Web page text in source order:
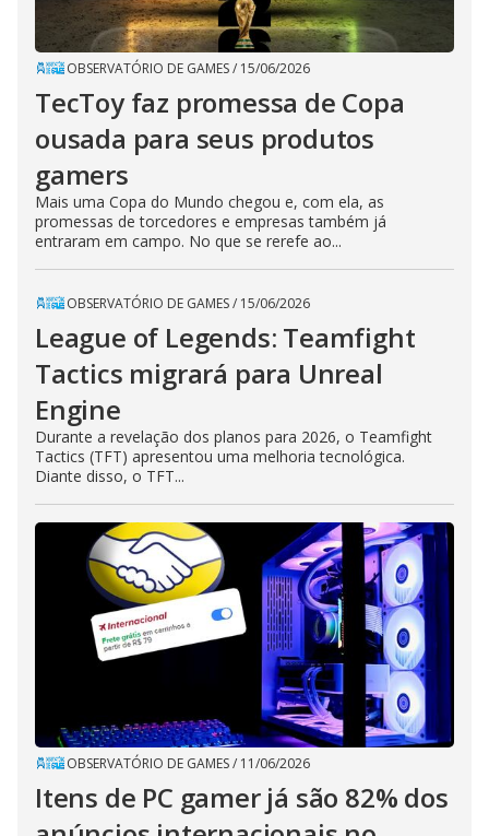
OBSERVATÓRIO DE GAMES/ 15/06/2026
TecToy faz promessa de Copa
ousada para seus produtos
gamers
Mais uma Copa do Mundo chegou e, com ela, as
promessas de torcedores e empresas também já
entraram em campo. No que se rerefe ao...
OBSERVATÓRIO DE GAMES/ 15/06/2026
League of Legends: Teamfight
Tactics migrará para Unreal
Engine
Durante a revelação dos planos para 2026, o Teamfight
Tactics (TFT) apresentou uma melhoria tecnológica.
Diante disso, o TFT...
OBSERVATÓRIO DE GAMES/ 11/06/2026
Itens de PC gamer já são 82% dos